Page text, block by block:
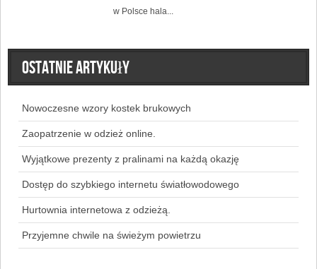
w Polsce hala...
Ostatnie artykuły
Nowoczesne wzory kostek brukowych
Zaopatrzenie w odzież online.
Wyjątkowe prezenty z pralinami na każdą okazję
Dostęp do szybkiego internetu światłowodowego
Hurtownia internetowa z odzieżą.
Przyjemne chwile na świeżym powietrzu